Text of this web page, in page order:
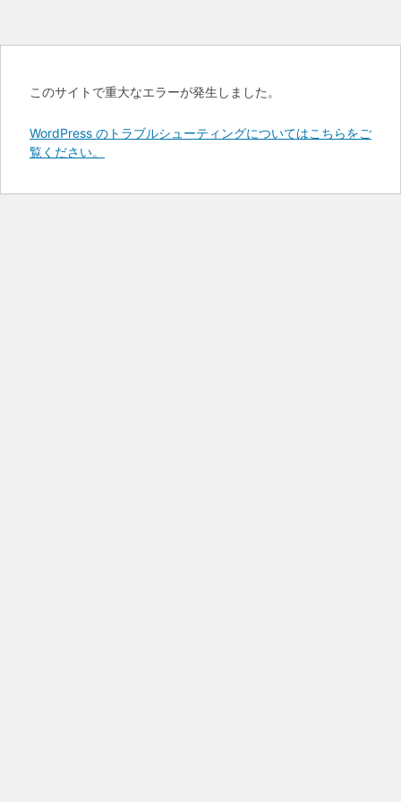
このサイトで重大なエラーが発生しました。
WordPress のトラブルシューティングについてはこちらをご
覧ください。